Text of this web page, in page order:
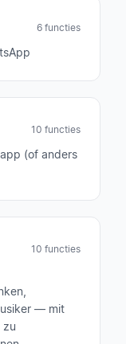
6 functies
10 functies
(of anders
10 functies
— mit
zu